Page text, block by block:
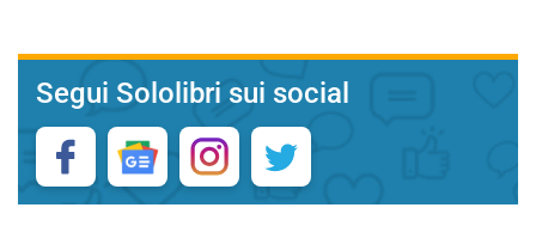
Segui Sololibri sui social